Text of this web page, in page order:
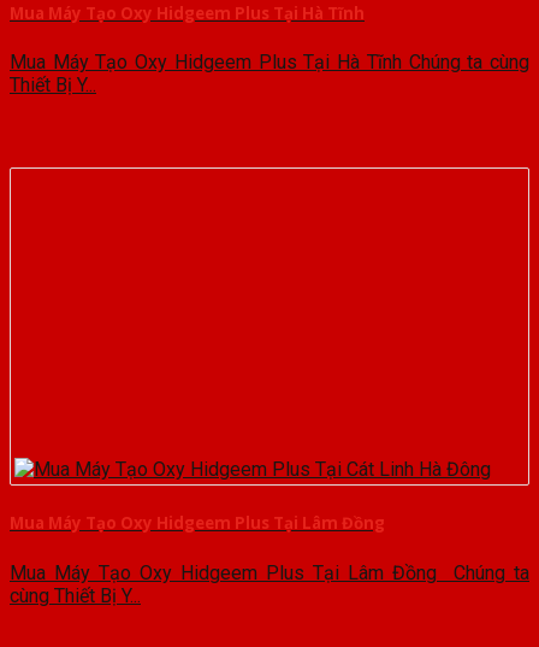
Mua Máy Tạo Oxy Hidgeem Plus Tại Hà Tĩnh
Mua Máy Tạo Oxy Hidgeem Plus Tại Hà Tĩnh Chúng ta cùng
Thiết Bị Y...
Mua Máy Tạo Oxy Hidgeem Plus Tại Lâm Đồng
Mua Máy Tạo Oxy Hidgeem Plus Tại Lâm Đồng Chúng ta
cùng Thiết Bị Y...